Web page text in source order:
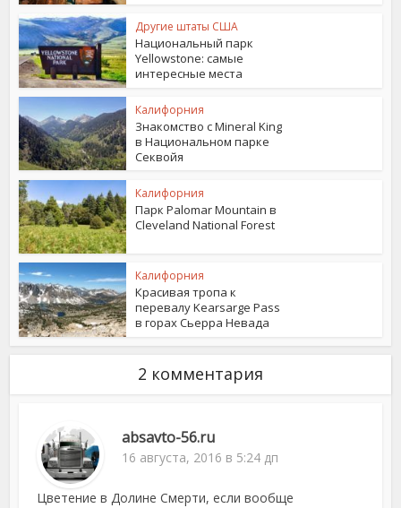
Другие штаты США
Национальный парк
Yellowstone: самые
интересные места
Калифорния
Знакомство с Mineral King
в Национальном парке
Секвойя
Калифорния
Парк Palomar Mountain в
Cleveland National Forest
Калифорния
Красивая тропа к
перевалу Kearsarge Pass
в горах Сьерра Невада
2 комментария
absavto-56.ru
16 августа, 2016 в 5:24 дп
Цветение в Долине Смерти, если вообще